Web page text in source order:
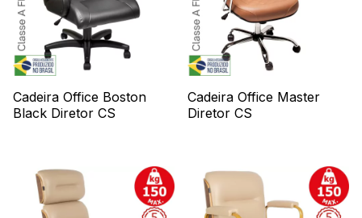
Cadeira Office Boston
Black Diretor CS
Cadeira Office Master
Diretor CS